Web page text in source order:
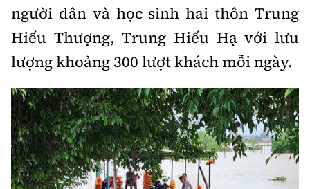
người dân và học sinh hai thôn Trung
Hiếu Thượng, Trung Hiếu Hạ với lưu
lượng khoảng 300 lượt khách mỗi ngày.